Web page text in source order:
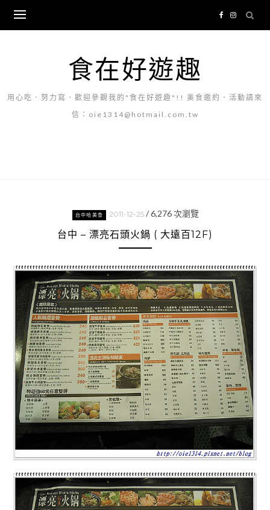
content
食在好遊趣
用心吃．努力寫．歡迎參觀我的"食在好遊趣"!! 美食邀約．活動請來
信：oie1314@hotmail.com.tw
台中哈美食 2011-12-25 /6,276次瀏覽
台中 – 漂亮石頭火鍋 ( 大遠百12F)